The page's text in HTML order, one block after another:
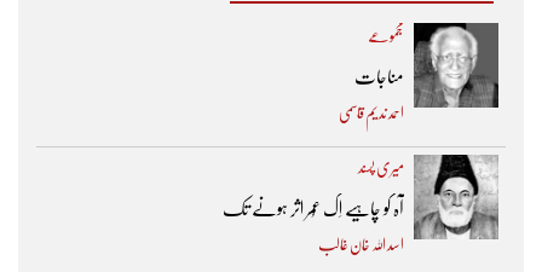
مجموعے
مناجات
احمد ندیم قاسمی
میری پسند
آہ کو چاہیے اِک عُمر اثر ہونے تک ​
اسد اللہ خان غالب